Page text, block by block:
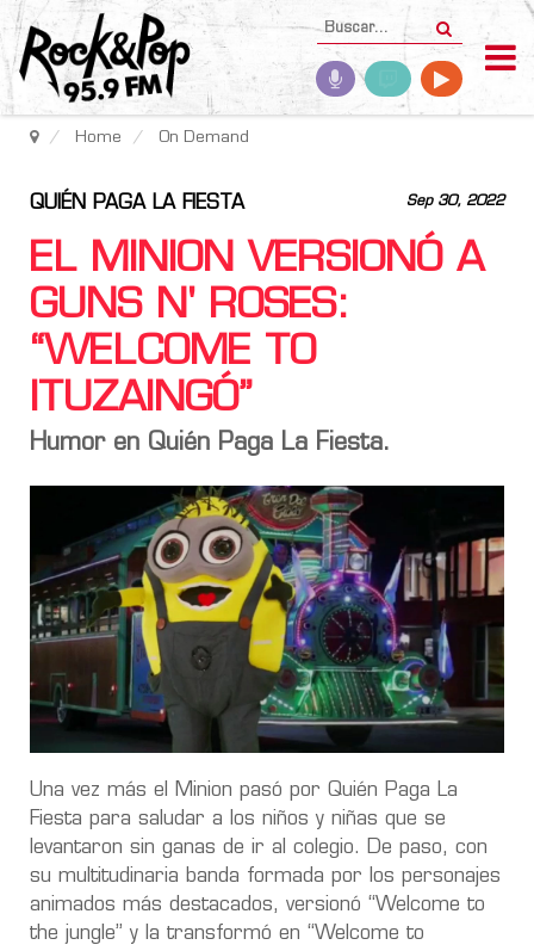
Home On Demand
Sep 30, 2022
QUIÉN PAGA LA FIESTA
EL MINION VERSIONÓ A
GUNS N' ROSES:
“WELCOME TO
ITUZAINGÓ”
Humor en Quién Paga La Fiesta.
Una vez más el Minion pasó por Quién Paga La
Fiesta para saludar a los niños y niñas que se
levantaron sin ganas de ir al colegio. De paso, con
su multitudinaria banda formada por los personajes
animados más destacados, versionó “Welcome to
the jungle” y la transformó en “Welcome to